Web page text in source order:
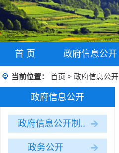
首 页 政府信息公开
当前位置： 首页 > 政府信息公开
政府信息公开
政府信息公开制..
政务公开